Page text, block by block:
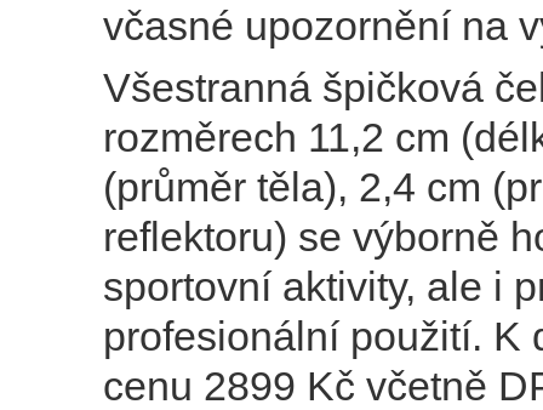
včasné upozornění na
Všestranná špičková
rozměrech 11,2 cm
(průměr těla), 2,4 cm
reflektoru) se výborně
sportovní aktivity, ale i
profesionální použití. K
cenu 2899 Kč včetně